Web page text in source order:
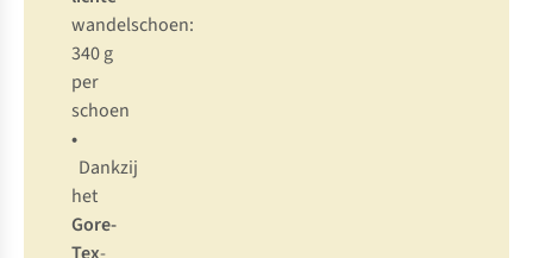
wandelschoen:
340 g
per
schoen
•
Dankzij
het
Gore-